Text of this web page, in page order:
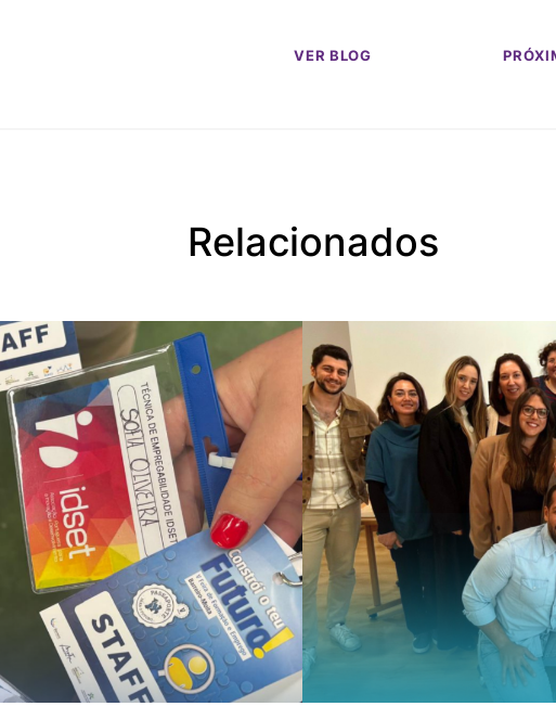
VER BLOG
Relacionados